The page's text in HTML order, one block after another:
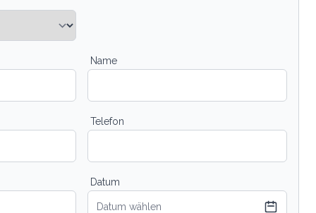
Name
Telefon
Datum
Datum wählen